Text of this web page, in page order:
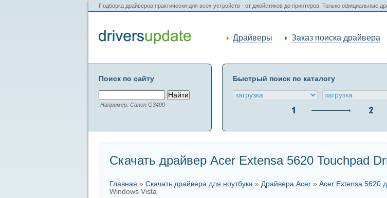
Подборка драйверов практически для всех устройств - от джойстиков до принтеров. Только официальные
Драйверы Заказ поиска драйвера
Поиск по сайту
Например: Canon G3400
Быстрый поиск по каталогу
Скачать драйвер Acer Extensa 5620 Touchpad
Главная » Скачать драйвера для ноутбука » Драйвера Acer » Acer Extensa 5620
Windows Vista